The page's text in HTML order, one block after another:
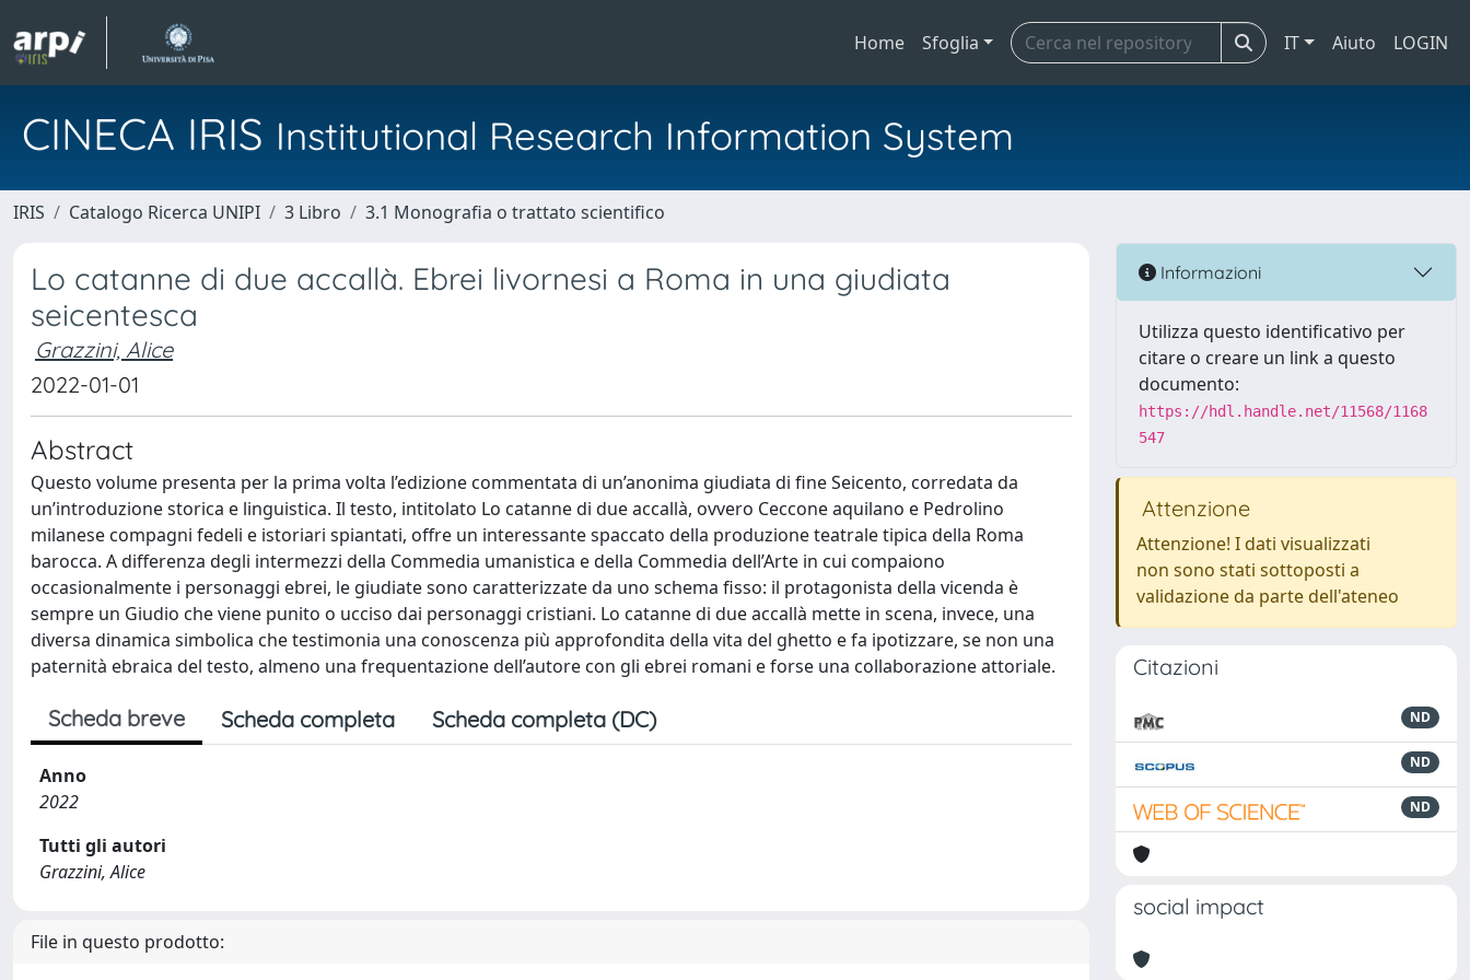
Home Sfoglia IT Aiuto LOGIN
CINECA IRIS Institutional Research Information System
IRIS Catalogo Ricerca UNIPI 3 Libro 3.1 Monografia o trattato scientifico
Lo catanne di due accallà. Ebrei livornesi a Roma in una giudiata
seicentesca
Grazzini, Alice
2022-01-01
Abstract
Questo volume presenta per la prima volta l’edizione commentata di un’anonima giudiata di fine Seicento, corredata da
un’introduzione storica e linguistica. Il testo, intitolato Lo catanne di due accallà, ovvero Ceccone aquilano e Pedrolino
milanese compagni fedeli e istoriari spiantati, offre un interessante spaccato della produzione teatrale tipica della Roma
barocca. A differenza degli intermezzi della Commedia umanistica e della Commedia dell’Arte in cui compaiono
occasionalmente i personaggi ebrei, le giudiate sono caratterizzate da uno schema fisso: il protagonista della vicenda è
sempre un Giudio che viene punito o ucciso dai personaggi cristiani. Lo catanne di due accallà mette in scena, invece, una
diversa dinamica simbolica che testimonia una conoscenza più approfondita della vita del ghetto e fa ipotizzare, se non una
paternità ebraica del testo, almeno una frequentazione dell’autore con gli ebrei romani e forse una collaborazione attoriale.
Scheda breve Scheda completa Scheda completa (DC)
Anno
2022
Tutti gli autori
Grazzini, Alice
File in questo prodotto:
Informazioni
Utilizza questo identificativo per
citare o creare un link a questo
documento:
https://hdl.handle.net/11568/1168
547
Attenzione
Attenzione! I dati visualizzati
non sono stati sottoposti a
validazione da parte dell'ateneo
Citazioni
ND
ND
ND
social impact